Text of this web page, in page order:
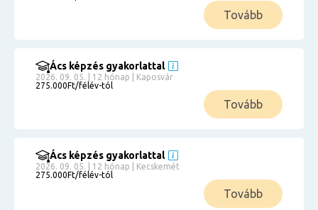
Tovább
Ács képzés gyakorlattal
2026. 09. 05. | 12 hónap | Kaposvár
275.000Ft/félév-tól
Tovább
Ács képzés gyakorlattal
2026. 09. 05. | 12 hónap | Kecskemét
275.000Ft/félév-tól
Tovább